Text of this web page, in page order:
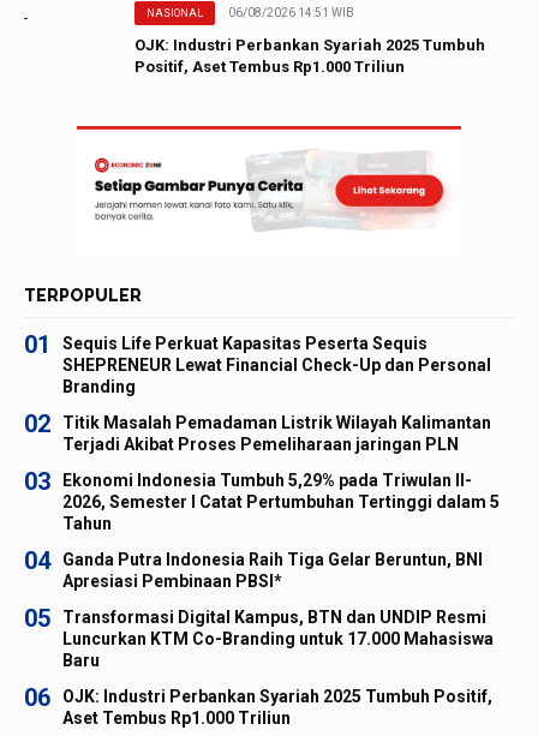
NASIONAL 06/08/2026 14:51 WIB
OJK: Industri Perbankan Syariah 2025 Tumbuh
Positif, Aset Tembus Rp1.000 Triliun
TERPOPULER
01
Sequis Life Perkuat Kapasitas Peserta Sequis
SHEPRENEUR Lewat Financial Check-Up dan Personal
Branding
02
Titik Masalah Pemadaman Listrik Wilayah Kalimantan
Terjadi Akibat Proses Pemeliharaan jaringan PLN
03
Ekonomi Indonesia Tumbuh 5,29% pada Triwulan II-
2026, Semester I Catat Pertumbuhan Tertinggi dalam 5
Tahun
04
Ganda Putra Indonesia Raih Tiga Gelar Beruntun, BNI
Apresiasi Pembinaan PBSI*
05
Transformasi Digital Kampus, BTN dan UNDIP Resmi
Luncurkan KTM Co-Branding untuk 17.000 Mahasiswa
Baru
06
OJK: Industri Perbankan Syariah 2025 Tumbuh Positif,
Aset Tembus Rp1.000 Triliun